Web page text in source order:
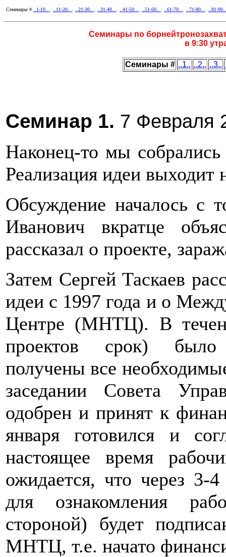
Семинары # ..1-10.. ..11-20.. ..21-30.. ..31-40.. ..41-50.. ..51-60.. ..61-70.. ..71-80.. ..81-
Семинары по
в 9:30
Семинары # ..1.. ..2.. ..3..
Семинар 1. 7 Февраля
Наконец-то мы
Реализация идеи выходит
Обсуждение началось с
Иванович вкратце
рассказал о проекте,
Затем Сергей Таскаев
идеи с 1997 года и о
Центре (МНТЦ). В
проектов срок) было
получены все
заседании Совета
одобрен и принят к
января готовился и
настоящее время
ожидается, что через 3-
для ознакомления
стороной) будет
МНТЦ, т.е. начато